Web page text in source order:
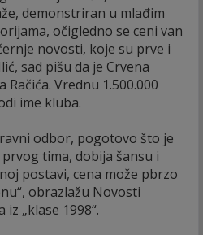
demonstriran u mlađim
očigledno se ceni van
novosti, koje su prve i
sad pišu da je Crvena
Vrednu 1.500.000
ime kluba.
odbor, pogotovo što je
tima, dobija šansu i
postavi, cena može pbrzo
obrazlažu Novosti
„klase 1998“.